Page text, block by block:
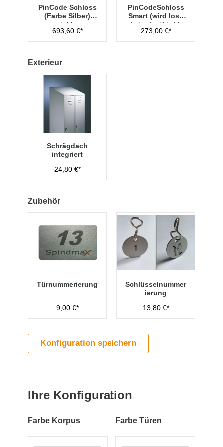
PinCode Schloss
(Farbe Silber)
inkl.
Hauptschlüssel
Typ 1
693,60 €*
PinCodeSchloss
Smart (wird lose
beigelegt) inkl.
Managementschl
üssel
273,00 €*
Exterieur
Schrägdach
integriert
24,80 €*
Zubehör
Türnummerierung
9,00 €*
Schlüsselnummer
ierung
13,80 €*
Konfiguration speichern
Ihre Konfiguration
Farbe Korpus Farbe Türen